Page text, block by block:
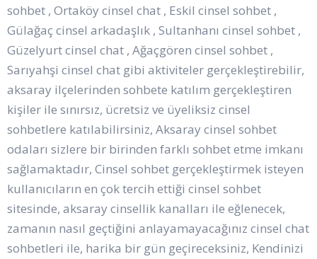
sohbet , Ortaköy cinsel chat , Eskil cinsel sohbet ,
Gülağaç cinsel arkadaşlık , Sultanhanı cinsel sohbet ,
Güzelyurt cinsel chat , Ağaçgören cinsel sohbet ,
Sarıyahşi cinsel chat gibi aktiviteler gerçekleştirebilir,
aksaray ilçelerinden sohbete katılım gerçekleştiren
kişiler ile sınırsız, ücretsiz ve üyeliksiz cinsel
sohbetlere katılabilirsiniz, Aksaray cinsel sohbet
odaları sizlere bir birinden farklı sohbet etme imkanı
sağlamaktadır, Cinsel sohbet gerçekleştirmek isteyen
kullanıcıların en çok tercih ettiği cinsel sohbet
sitesinde, aksaray cinsellik kanalları ile eğlenecek,
zamanın nasıl geçtiğini anlayamayacağınız cinsel chat
sohbetleri ile, harika bir gün geçireceksiniz, Kendinizi